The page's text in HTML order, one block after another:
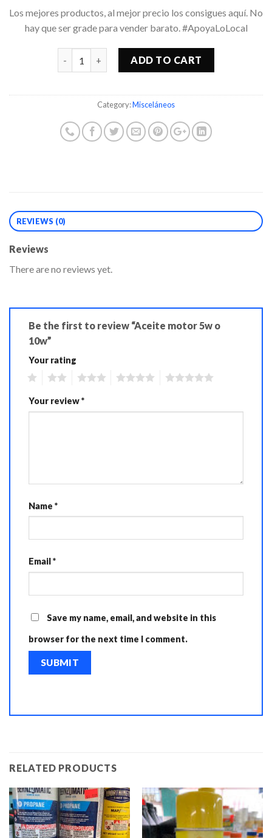
Los mejores productos, al mejor precio los consigues aquí. No
hay que ser grade para vender barato. #ApoyaLoLocal
ADD TO CART
Category:Misceláneos
REVIEWS (0)
Reviews
There are no reviews yet.
Be the first to review “Aceite motor 5w o
10w”
Your rating
Your review*
Name *
Email*
Save my name, email, and website in this
browser for the next time I comment.
RELATED PRODUCTS